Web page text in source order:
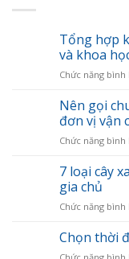
Tổng hợp
và khoa
Chức năng
Nên gọi
đơn vị vận
Chức năng
7 loại cây
gia chủ
Chức năng
Chọn thời